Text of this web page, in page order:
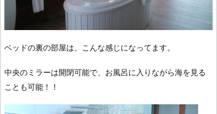
ベッドの裏の部屋は、こんな感じになってます。
中央のミラーは開閉可能で、お風呂に入りながら海を見る
ことも可能！！